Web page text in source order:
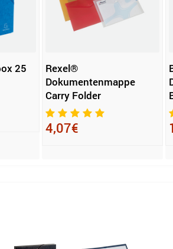
25
Rexel®
Dokumentenmappe
Carry Folder
4,07€